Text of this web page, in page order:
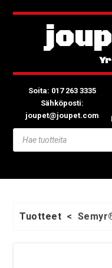
Soita: 017 263 3335
Sähköposti:
joupet@joupet.com
Tuotteet <